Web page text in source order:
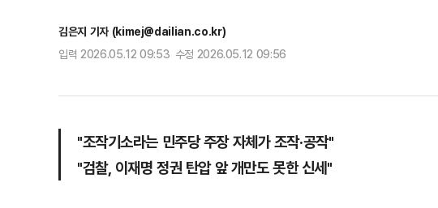
김은지 기자 (kimej@dailian.co.kr)
입력 2026.05.12 09:53 수정 2026.05.12 09:56
"조작기소라는 민주당 주장 자체가 조작·공작"
"검찰, 이재명 정권 탄압 앞 개만도 못한 신세"